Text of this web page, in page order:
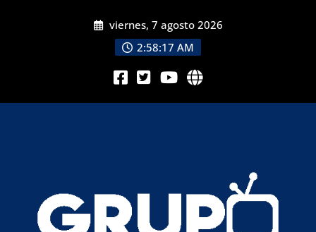
viernes, 7 agosto 2026
2:58:20 AM